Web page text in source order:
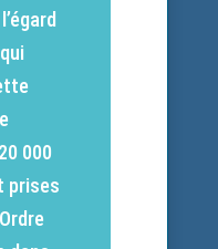
000
prises